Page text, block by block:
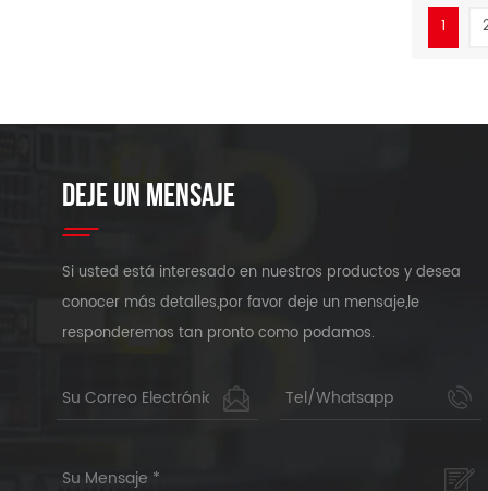
1
DEJE UN MENSAJE
Si usted está interesado en nuestros productos y desea
conocer más detalles,por favor deje un mensaje,le
responderemos tan pronto como podamos.